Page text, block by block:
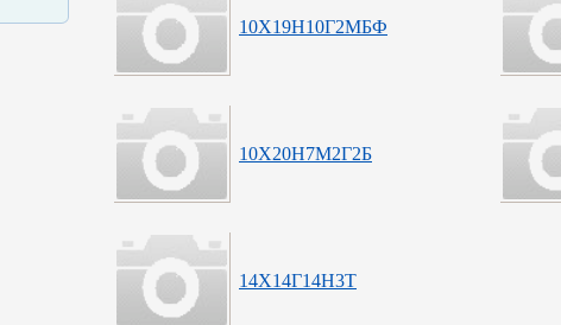
10Х19Н10Г2МБФ
10Х20Н7М2Г2Б
14Х14Г14Н3Т